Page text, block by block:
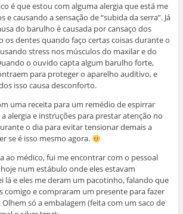
é que estou com alguma alergia que está me
causando a sensação de “subida da serra”. Já
do barulho é causada por cansaço dos
os dentes quando faço certas coisas durante o
stress nos músculos do maxilar e do
o ouvido capta algum barulho forte,
para proteger o aparelho auditivo, e
isso causa desconforto.
uma receita para um remédio de espirrar
alergia e instruções para prestar atenção no
o dia para evitar tensionar demais a
se é isso mesmo agora.
ao médico, fui me encontrar com o pessoal
num estábulo onde eles estavam
lá e eles me deram um pacotinho, falando que
comigo e compraram um presente para fazer
só a embalagem (feita com um saco de